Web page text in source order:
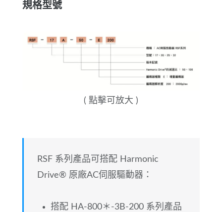
規格型號
( 點擊可放大 )
RSF 系列產品可搭配 Harmonic
Drive® 原廠AC伺服驅動器：
搭配 HA-800＊-3B-200 系列產品